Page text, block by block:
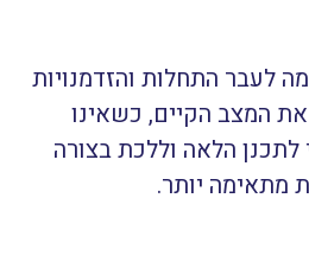
לעבר התחלות והזדמנויות
המצב הקיים, כשאינו
לתכנן הלאה וללכת בצורה
מתאימה יותר.